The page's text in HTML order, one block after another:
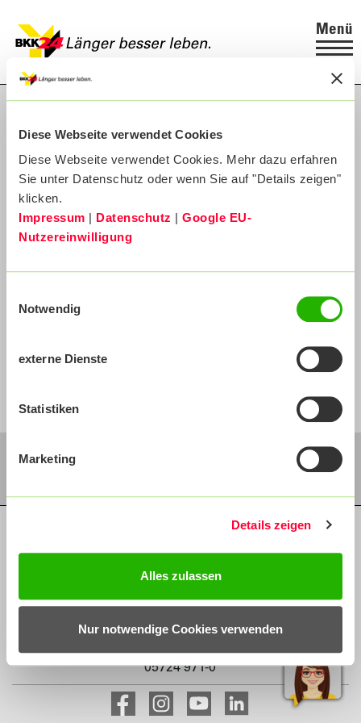
Diese Webseite verwendet Cookies
Diese Webseite verwendet Cookies. Mehr dazu erfahren
Sie unter Datenschutz oder wenn Sie auf "Details zeigen"
klicken.
Impressum | Datenschutz | Google EU-
Nutzereinwilligung
Notwendig
externe Dienste
Statistiken
Marketing
Details zeigen
Alles zulassen
Nur notwendige Cookies verwenden
Menü
Compliance
Sülbecker Brand 1
31683 Obernkirchen
05724 971-0